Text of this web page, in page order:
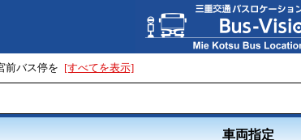
前バス停を [すべてを表示]
車両指定